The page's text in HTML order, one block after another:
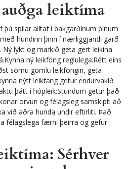
leiktíma
þú spilar alltaf í bakgarðinum þínum
hundinn þinn í nærliggjandi garð
lykt og markið geta gert leikina
ný leikföng reglulega:Rétt eins
sömu gömlu leikföngin, geta
nýtt leikfang getur endurvakið
þátt í hópleik:Stundum getur það
örvun og félagsleg samskipti að
við aðra hunda undir eftirliti. Það
félagslega færni þeirra og gefur
Sérhver